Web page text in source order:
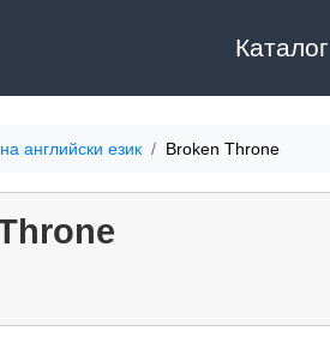
на английски език Broken Throne